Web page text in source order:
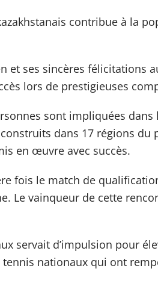
contribue à la
ses sincères félicitations
lors de prestigieuses
sont impliquées
dans 17 régions du
en œuvre avec succès.
fois le match de
Le vainqueur de cette
servait d’impulsion pour
nationaux qui ont